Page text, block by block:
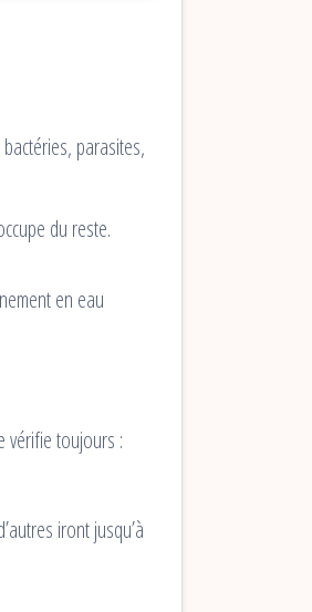
parasites,
du reste.
en eau
vérifie toujours :
iront jusqu’à